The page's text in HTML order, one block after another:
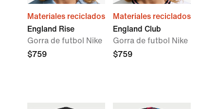
Materiales reciclados
England Rise
Gorra de futbol Nike
$759
Materiales reciclados
England Club
Gorra de futbol Nike
$759